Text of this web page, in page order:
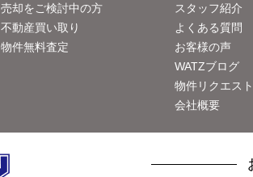
売却をご検討中の方
不動産買い取り
物件無料査定
スタッフ紹介
よくある質問
お客様の声
WATZブログ
物件リクエス
会社概要